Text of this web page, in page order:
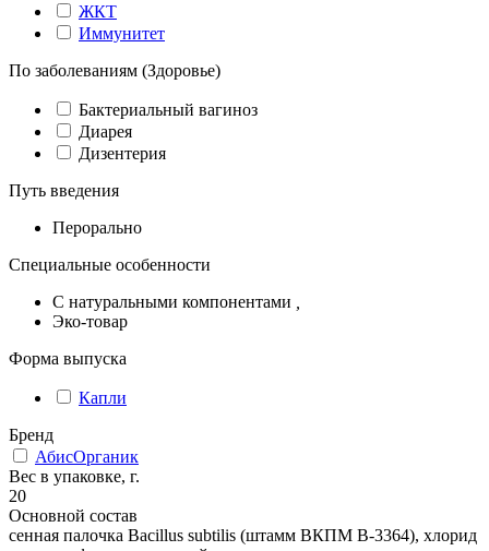
ЖКТ
Иммунитет
По заболеваниям (Здоровье)
Бактериальный вагиноз
Диарея
Дизентерия
Путь введения
Перорально
Специальные особенности
С натуральными компонентами
Эко-товар
Форма выпуска
Капли
Бренд
АбисОрганик
Вес в упаковке, г.
20
Основной состав
сенная палочка Bacillus subtilis (штамм ВКПМ В-3364), хлорид